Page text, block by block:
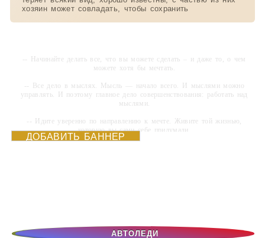
хозяин может совладать, чтобы сохранить
-- Начинайте делать все, что вы можете сделать – и даже то, о чем
можете хотя бы мечтать.
-- Все дело в мыслях. Мысль — начало всего. И мыслями можно
управлять. И поэтому главное дело совершенствования: работать над
мыслями.
-- Идите уверенно по направлению к мечте. Живите той жизнью,
которую вы сами себе придумали.
ДОБАВИТЬ БАННЕР
АВТОЛЕДИ